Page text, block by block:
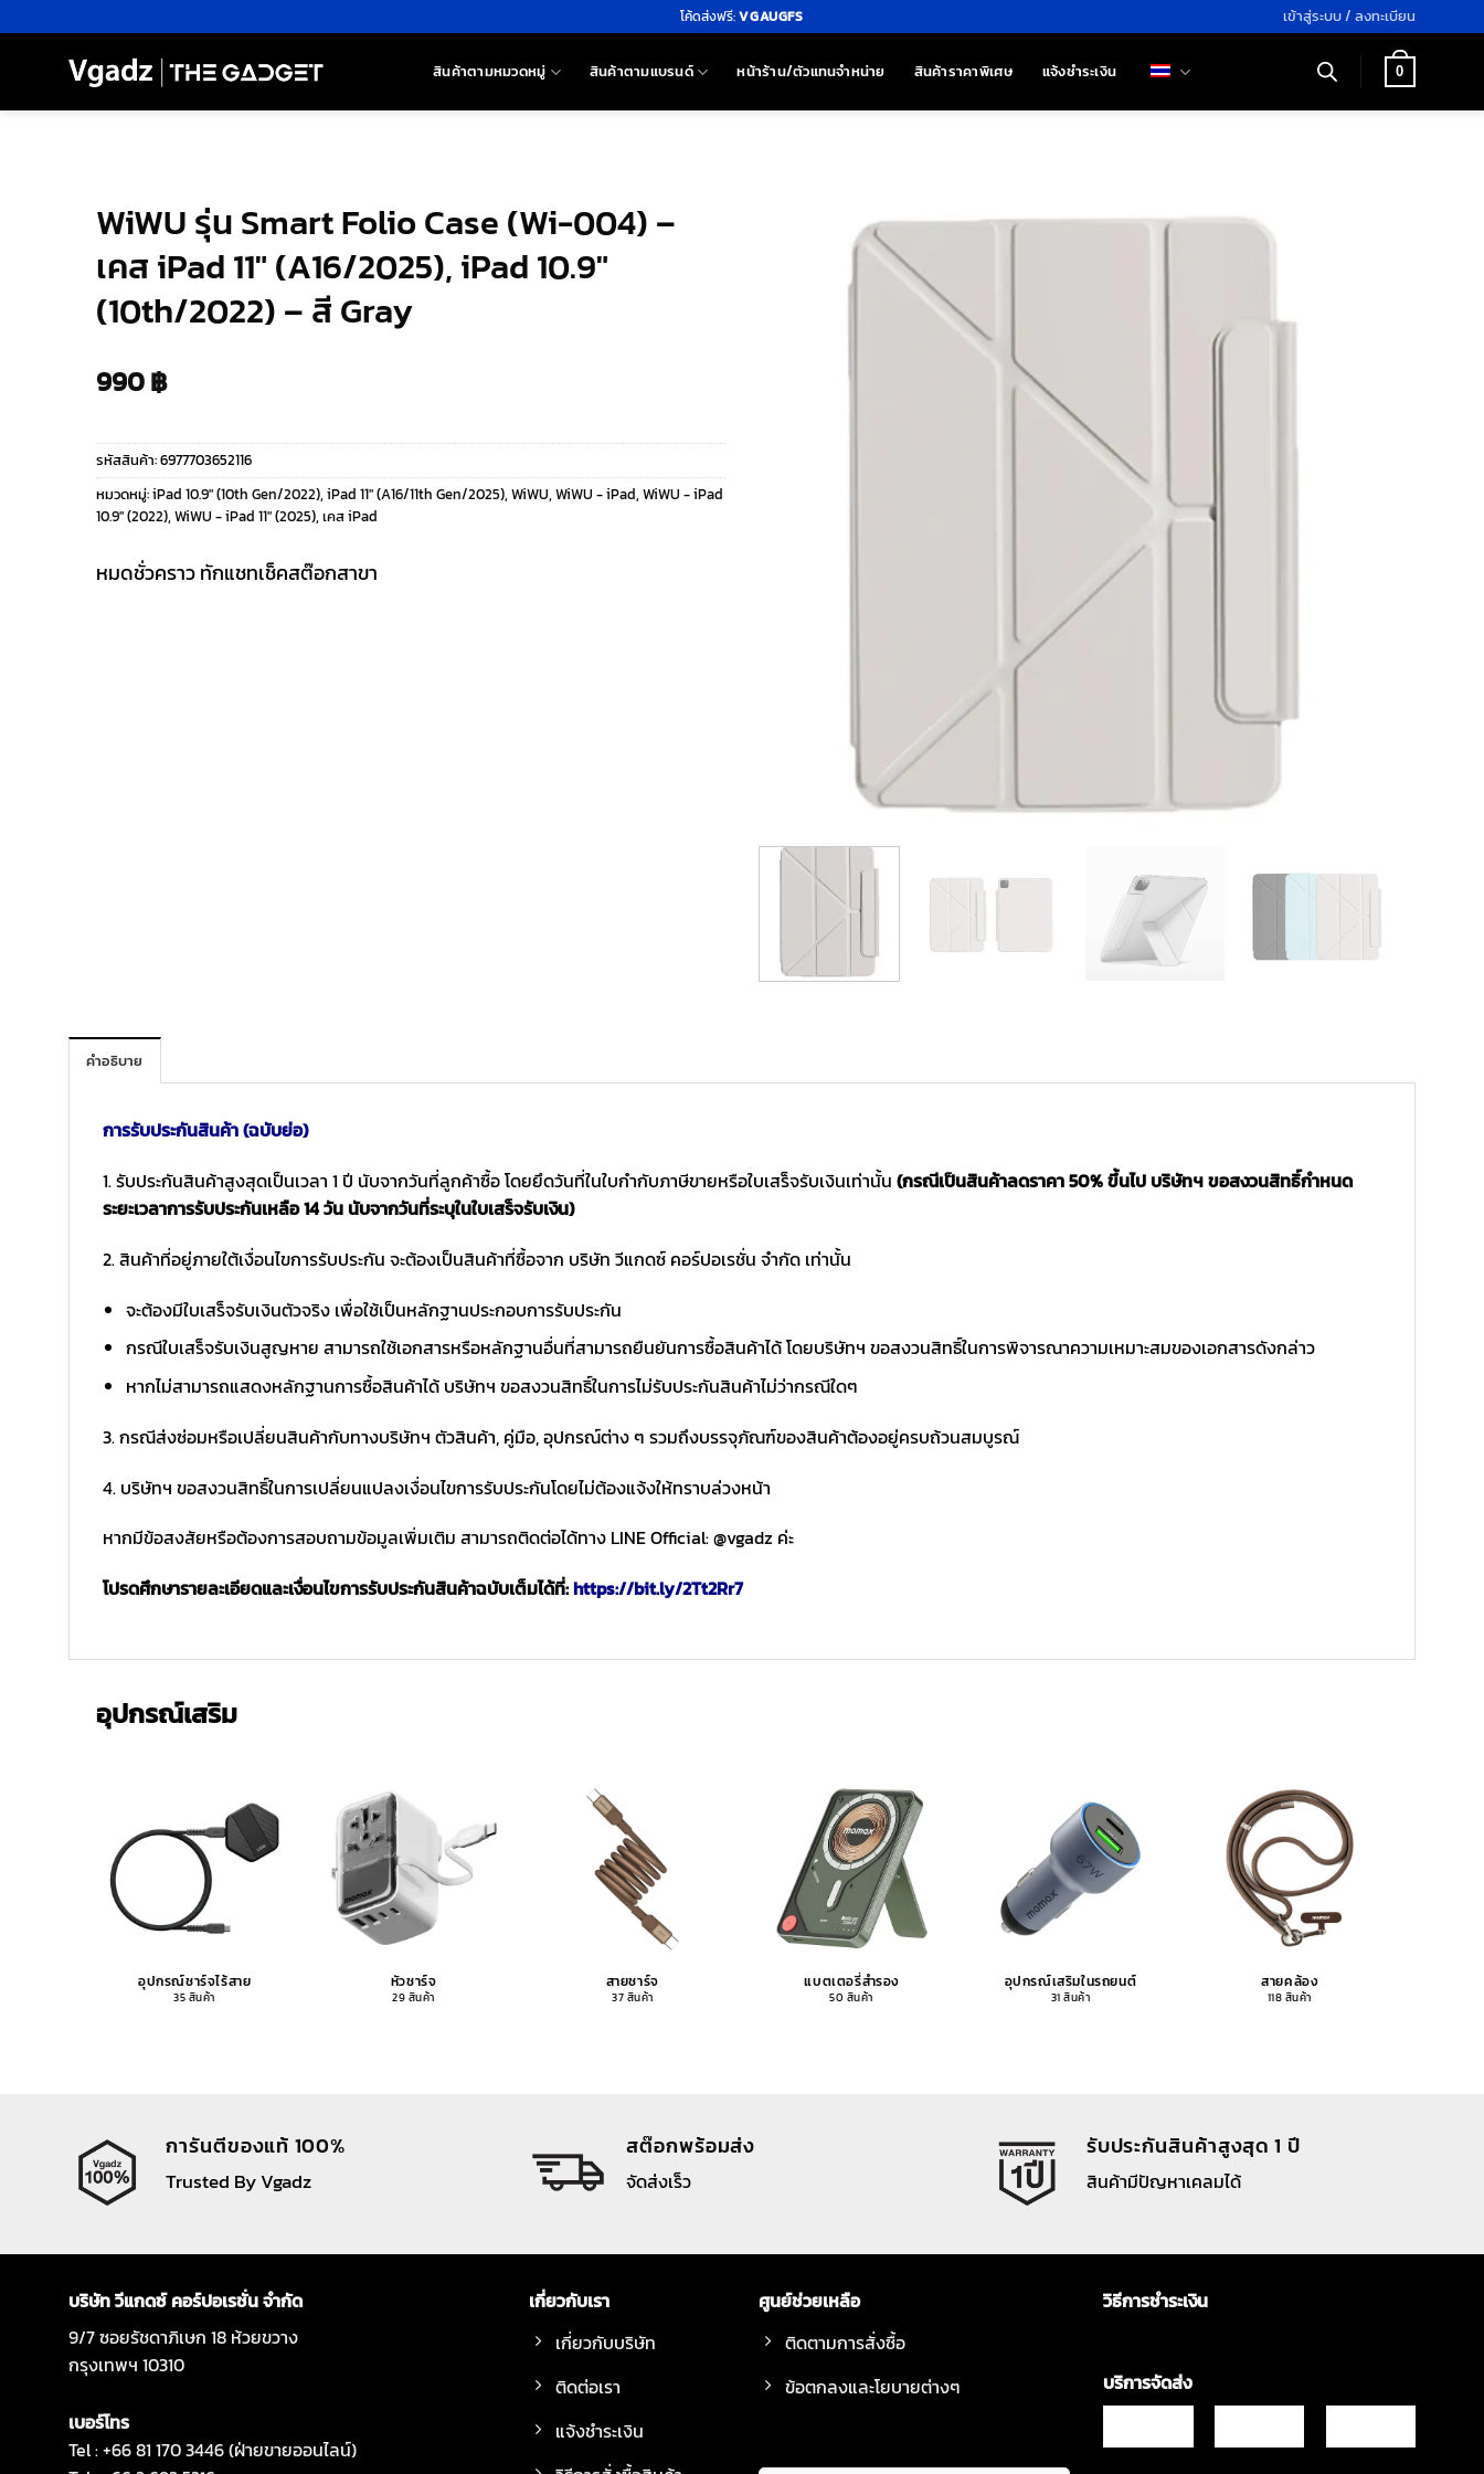
ไป
โค้ดส่งฟรี:VGAUGFS เข้าสู่ระบบ / ลงทะเบียน
สินค้าตามหมวดหมู่ สินค้าตามแบรนด์ หน้าร้าน/ตัวแทนจำหน่าย สินค้าราคาพิเศษ แจ้งชำระเงิน 0
WiWU รุ่น Smart Folio Case (Wi-004) –
เคส iPad 11″ (A16/2025), iPad 10.9″
(10th/2022) – สี Gray
990฿
รหัสสินค้า:6977703652116
หมวดหมู่:iPad 10.9″ (10th Gen/2022), iPad 11″ (A16/11th Gen/2025), WiWU, WiWU - iPad, WiWU - iPad
10.9" (2022), WiWU - iPad 11" (2025), เคส iPad
หมดชั่วคราว ทักแชทเช็คสต๊อกสาขา
คำอธิบาย
การรับประกันสินค้า (ฉบับย่อ)
1. รับประกันสินค้าสูงสุดเป็นเวลา 1 ปี นับจากวันที่ลูกค้าซื้อ โดยยึดวันที่ในใบกำกับภาษีขายหรือใบเสร็จรับเงินเท่านั้น (กรณีเป็นสินค้าลดราคา 50% ขึ้นไป บริษัทฯ ขอสงวนสิทธิ์กำหนด
ระยะเวลาการรับประกันเหลือ 14 วัน นับจากวันที่ระบุในใบเสร็จรับเงิน)
2. สินค้าที่อยู่ภายใต้เงื่อนไขการรับประกัน จะต้องเป็นสินค้าที่ซื้อจาก บริษัท วีแกดซ์ คอร์ปอเรชั่น จำกัด เท่านั้น
จะต้องมีใบเสร็จรับเงินตัวจริง เพื่อใช้เป็นหลักฐานประกอบการรับประกัน
กรณีใบเสร็จรับเงินสูญหาย สามารถใช้เอกสารหรือหลักฐานอื่นที่สามารถยืนยันการซื้อสินค้าได้ โดยบริษัทฯ ขอสงวนสิทธิ์ในการพิจารณาความเหมาะสมของเอกสารดังกล่าว
หากไม่สามารถแสดงหลักฐานการซื้อสินค้าได้ บริษัทฯ ขอสงวนสิทธิ์ในการไม่รับประกันสินค้าไม่ว่ากรณีใดๆ
3. กรณีส่งซ่อมหรือเปลี่ยนสินค้ากับทางบริษัทฯ ตัวสินค้า, คู่มือ, อุปกรณ์ต่าง ๆ รวมถึงบรรจุภัณฑ์ของสินค้าต้องอยู่ครบถ้วนสมบูรณ์
4. บริษัทฯ ขอสงวนสิทธิ์ในการเปลี่ยนแปลงเงื่อนไขการรับประกันโดยไม่ต้องแจ้งให้ทราบล่วงหน้า
หากมีข้อสงสัยหรือต้องการสอบถามข้อมูลเพิ่มเติม สามารถติดต่อได้ทาง LINE Official: @vgadz ค่ะ
โปรดศึกษารายละเอียดและเงื่อนไขการรับประกันสินค้าฉบับเต็มได้ที่:https://bit.ly/2Tt2Rr7
อุปกรณ์เสริม
อุปกรณ์ชาร์จไร้สาย
35 สินค้า
หัวชาร์จ
29 สินค้า
สายชาร์จ
37 สินค้า
แบตเตอรี่สำรอง
50 สินค้า
อุปกรณ์เสริมในรถยนต์
31 สินค้า
สายคล้อง
118 สินค้า
การันตีของแท้ 100%
Trusted By Vgadz
สต๊อกพร้อมส่ง
จัดส่งเร็ว
รับประกันสินค้าสูงสุด 1 ปี
สินค้ามีปัญหาเคลมได้
บริษัท วีแกดซ์ คอร์ปอเรชั่น จำกัด
9/7 ซอยรัชดาภิเษก 18 ห้วยขวาง
กรุงเทพฯ 10310
เบอร์โทร
Tel : +66 81 170 3446 (ฝ่ายขายออนไลน์)
เกี่ยวกับเรา
เกี่ยวกับบริษัท
ติดต่อเรา
แจ้งชำระเงิน
ศูนย์ช่วยเหลือ
ติดตามการสั่งซื้อ
ข้อตกลงและโยบายต่างๆ
วิธีการชำระเงิน
บริการจัดส่ง